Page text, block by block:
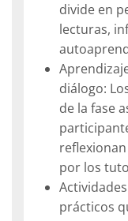
divide en
lecturas,
diálogo:
de la fase
por los
prácticos